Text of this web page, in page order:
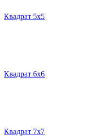
Квадрат 5х5
Квадрат 6х6
Квадрат 7х7